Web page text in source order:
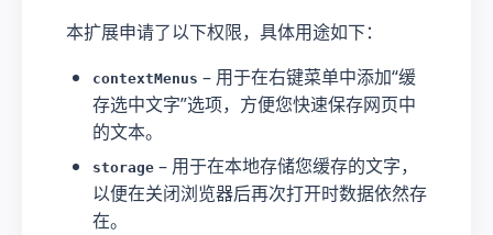
本扩展申请了以下权限，具体用途如下：
contextMenus – 用于在右键菜单中添加“缓
存选中文字”选项，方便您快速保存网页中
的文本。
storage – 用于在本地存储您缓存的文字，
以便在关闭浏览器后再次打开时数据依然存
在。